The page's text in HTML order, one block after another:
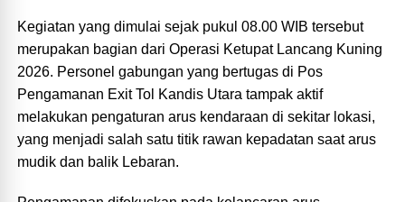
Kegiatan yang dimulai sejak pukul 08.00 WIB tersebut
merupakan bagian dari Operasi Ketupat Lancang Kuning
2026. Personel gabungan yang bertugas di Pos
Pengamanan Exit Tol Kandis Utara tampak aktif
melakukan pengaturan arus kendaraan di sekitar lokasi,
yang menjadi salah satu titik rawan kepadatan saat arus
mudik dan balik Lebaran.